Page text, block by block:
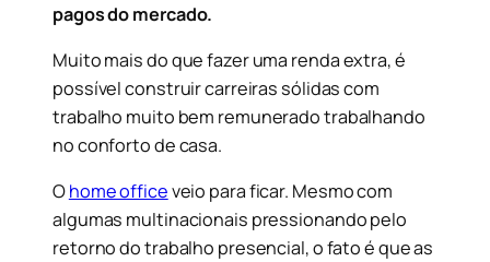
pagos do mercado.
Muito mais do que fazer uma renda extra, é
possível construir carreiras sólidas com
trabalho muito bem remunerado trabalhando
no conforto de casa.
Ohome officeveio para ficar. Mesmo com
algumas multinacionais pressionando pelo
retorno do trabalho presencial, o fato é que as